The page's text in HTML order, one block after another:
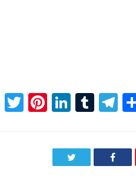
EmailTwitter
Pinterest